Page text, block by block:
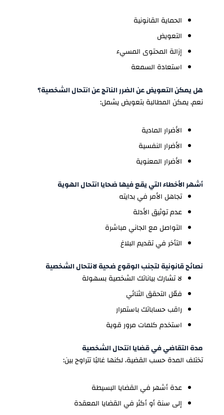
الحماية القانونية
التعويض
إزالة المحتوى المسيء
استعادة السمعة
هل يمكن التعويض عن الضرر الناتج عن انتحال الشخصية؟
نعم، يمكن المطالبة بتعويض يشمل:
الأضرار المادية
الأضرار النفسية
الأضرار المعنوية
أشهر الأخطاء التي يقع فيها ضحايا انتحال الهوية
تجاهل الأمر في بدايته
عدم توثيق الأدلة
التواصل مع الجاني مباشرة
التأخر في تقديم البلاغ
نصائح قانونية لتجنب الوقوع ضحية لانتحال الشخصية
لا تشارك بياناتك الشخصية بسهولة
فعّل التحقق الثنائي
راقب حساباتك باستمرار
استخدم كلمات مرور قوية
مدة التقاضي في قضايا انتحال الشخصية
تختلف المدة حسب القضية، لكنها غالبًا تتراوح بين:
عدة أشهر في القضايا البسيطة
إلى سنة أو أكثر في القضايا المعقدة